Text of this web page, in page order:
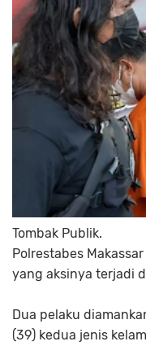
Tombak Publik.
Polrestabes
yang aksinya terjadi
Dua pelaku
(39) kedua jenis